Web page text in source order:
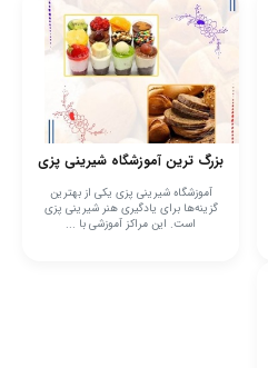
بزرگ ترین آموزشگاه شیرینی پزی
آموزشگاه شیرینی پزی یکی از بهترین
گزینه‌ها برای یادگیری هنر شیرینی پزی
است. این مراکز آموزشی با ...